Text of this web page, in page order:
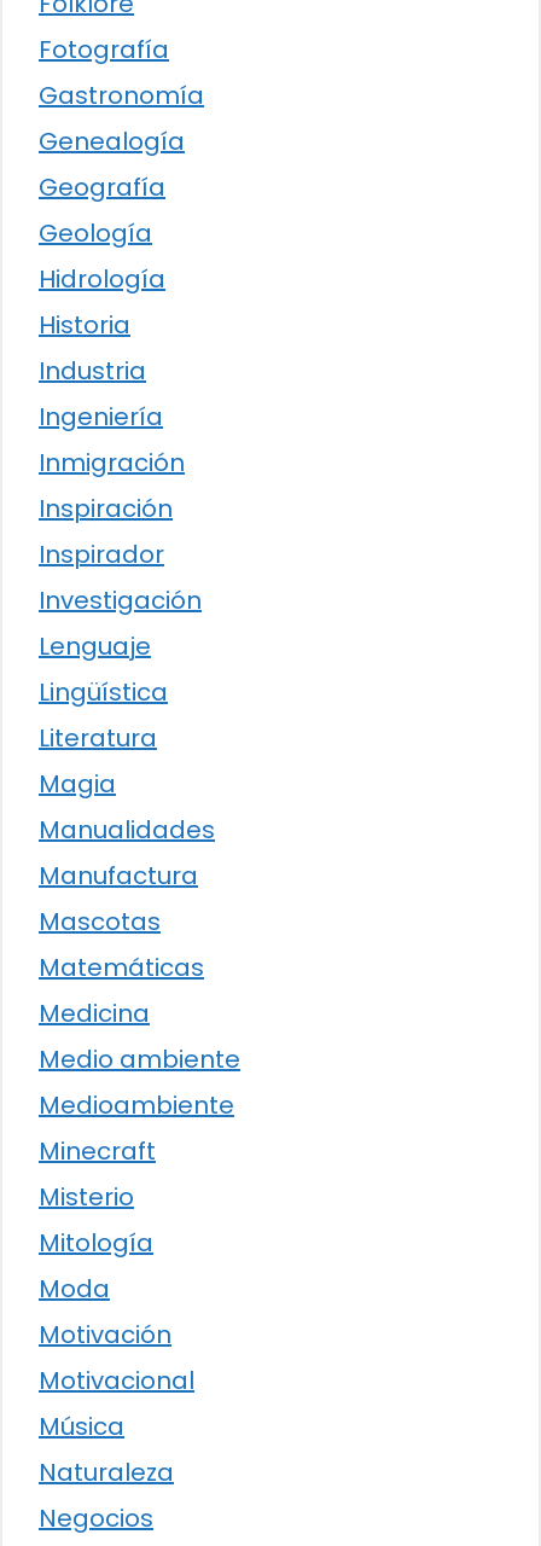
Fotografía
Gastronomía
Genealogía
Geografía
Geología
Hidrología
Historia
Industria
Ingeniería
Inmigración
Inspiración
Inspirador
Investigación
Lenguaje
Lingüística
Literatura
Magia
Manualidades
Manufactura
Mascotas
Matemáticas
Medicina
Medio ambiente
Medioambiente
Minecraft
Misterio
Mitología
Moda
Motivación
Motivacional
Música
Naturaleza
Negocios